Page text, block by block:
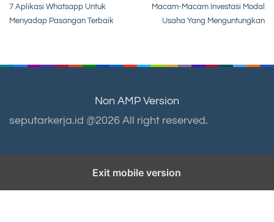
navigation
7 Aplikasi Whatsapp Untuk
Menyadap Pasangan Terbaik
Macam-Macam Investasi Modal
Usaha Yang Menguntungkan
Non AMP Version
seputarkerja.id @2026 All right reserved.
Exit mobile version